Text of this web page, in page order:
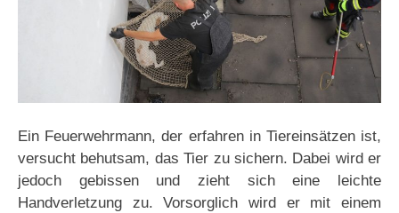
Ein Feuerwehrmann, der erfahren in Tiereinsätzen ist,
versucht behutsam, das Tier zu sichern. Dabei wird er
jedoch gebissen und zieht sich eine leichte
Handverletzung zu. Vorsorglich wird er mit einem